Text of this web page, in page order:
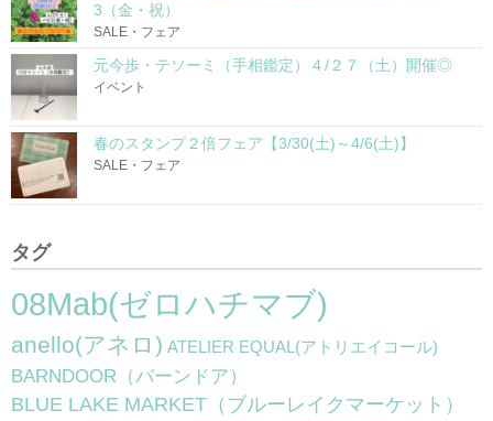
3（金・祝）
SALE・フェア
元今歩・テソーミ（手相鑑定）４/２７（土）開催◎
イベント
春のスタンプ２倍フェア【3/30(土)～4/6(土)】
SALE・フェア
タグ
08Mab(ゼロハチマブ)
anello(アネロ) ATELIER EQUAL(アトリエイコール)
BARNDOOR（バーンドア）
BLUE LAKE MARKET（ブルーレイクマーケット）